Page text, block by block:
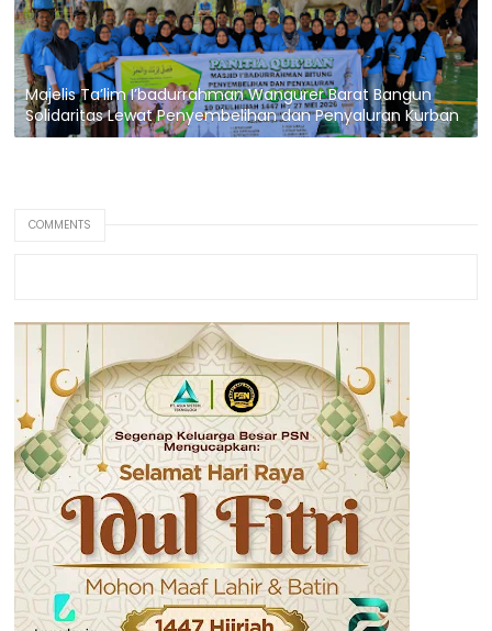
Majelis Ta’lim I’badurrahman Wangurer Barat Bangun
Solidaritas Lewat Penyembelihan dan Penyaluran Kurban
COMMENTS